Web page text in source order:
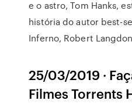
e o astro, Tom Hanks,
história do autor best-
Inferno, Robert
25/03/2019 ·
Filmes Torrents